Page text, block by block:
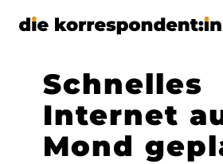
Zum
Schnelles
Internet
Mond